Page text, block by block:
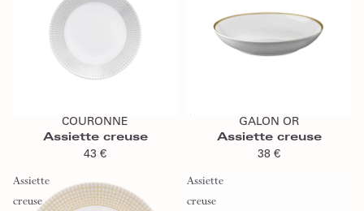
COURONNE
Assiette creuse
43 €
GALON OR
Assiette creuse
38 €
Assiette
creuse
Assiette
creuse